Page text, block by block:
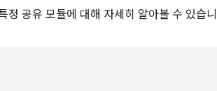
정 공유 모듈에 대해 자세히 알아볼 수 있습